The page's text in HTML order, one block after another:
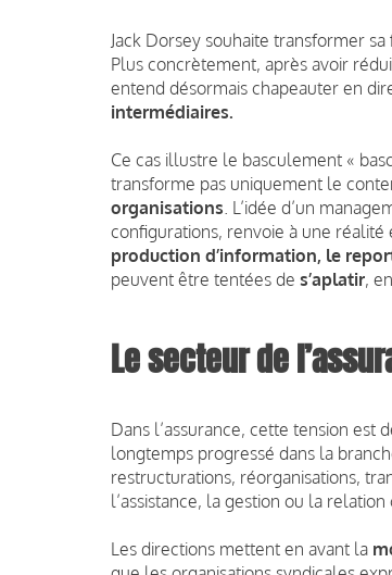
Jack Dorsey souhaite transformer sa
Plus concrètement, après avoir
entend désormais chapeauter en
intermédiaires.
Ce cas illustre le basculement «
transforme pas uniquement le
organisations . L’idée d’un
configurations, renvoie à une réalité
production d’information, le
peuvent être tentées de s’aplatir,
Le secteur de
Dans l’assurance, cette tension est
longtemps progressé dans la
restructurations, réorganisations,
l’assistance, la gestion ou la relation
Les directions mettent en avant la